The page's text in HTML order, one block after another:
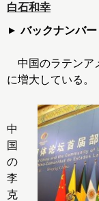
白石和幸
バックナンバー
中国のラテンア
に増大している。
中
国
の
李
克